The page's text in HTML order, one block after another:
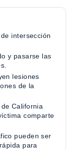
de la
comparte
para